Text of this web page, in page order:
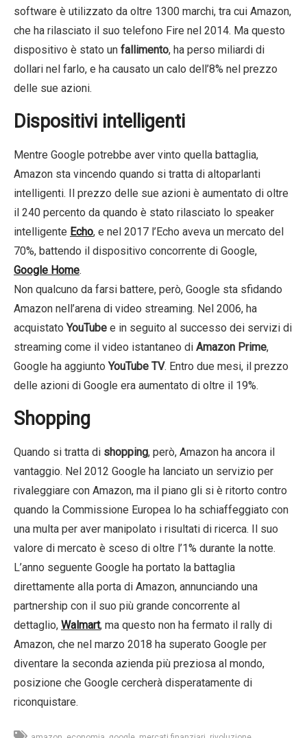
software è utilizzato da oltre 1300 marchi, tra cui Amazon,
che ha rilasciato il suo telefono Fire nel 2014. Ma questo
dispositivo è stato un fallimento, ha perso miliardi di
dollari nel farlo, e ha causato un calo dell’8% nel prezzo
delle sue azioni.
Dispositivi intelligenti
Mentre Google potrebbe aver vinto quella battaglia,
Amazon sta vincendo quando si tratta di altoparlanti
intelligenti. Il prezzo delle sue azioni è aumentato di oltre
il 240 percento da quando è stato rilasciato lo speaker
intelligente Echo, e nel 2017 l’Echo aveva un mercato del
70%, battendo il dispositivo concorrente di Google,
Google Home.
Non qualcuno da farsi battere, però, Google sta sfidando
Amazon nell’arena di video streaming. Nel 2006, ha
acquistatoYouTube e in seguito al successo dei servizi di
streaming come il video istantaneo di Amazon Prime,
Google ha aggiuntoYouTube TV. Entro due mesi, il prezzo
delle azioni di Google era aumentato di oltre il 19%.
Shopping
Quando si tratta di shopping, però, Amazon ha ancora il
vantaggio. Nel 2012 Google ha lanciato un servizio per
rivaleggiare con Amazon, ma il piano gli si è ritorto contro
quando la Commissione Europea lo ha schiaffeggiato con
una multa per aver manipolato i risultati di ricerca. Il suo
valore di mercato è sceso di oltre l’1% durante la notte.
L’anno seguente Google ha portato la battaglia
direttamente alla porta di Amazon, annunciando una
partnership con il suo più grande concorrente al
dettaglio, Walmart, ma questo non ha fermato il rally di
Amazon, che nel marzo 2018 ha superato Google per
diventare la seconda azienda più preziosa al mondo,
posizione che Google cercherà disperatamente di
riconquistare.